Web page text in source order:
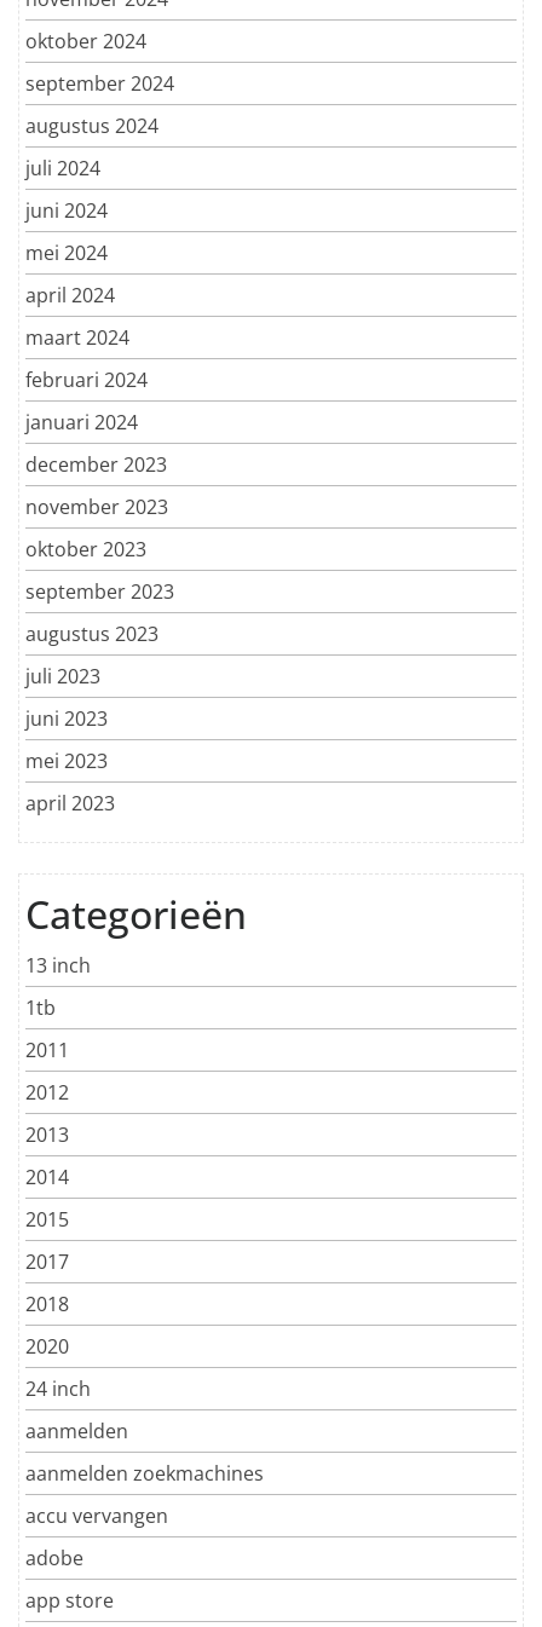
oktober 2024
september 2024
augustus 2024
juli 2024
juni 2024
mei 2024
april 2024
maart 2024
februari 2024
januari 2024
december 2023
november 2023
oktober 2023
september 2023
augustus 2023
juli 2023
juni 2023
mei 2023
april 2023
Categorieën
13 inch
1tb
2011
2012
2013
2014
2015
2017
2018
2020
24 inch
aanmelden
aanmelden zoekmachines
accu vervangen
adobe
app store